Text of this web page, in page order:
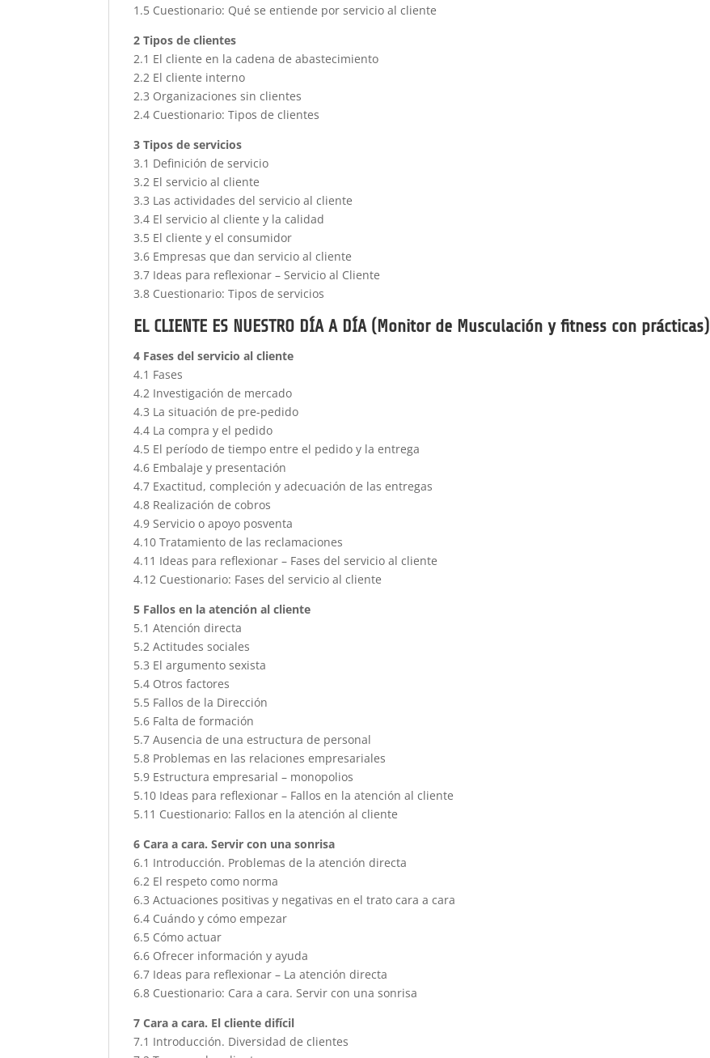
1.5 Cuestionario: Qué se entiende por servicio al cliente
2 Tipos de clientes
2.1 El cliente en la cadena de abastecimiento
2.2 El cliente interno
2.3 Organizaciones sin clientes
2.4 Cuestionario: Tipos de clientes
3 Tipos de servicios
3.1 Definición de servicio
3.2 El servicio al cliente
3.3 Las actividades del servicio al cliente
3.4 El servicio al cliente y la calidad
3.5 El cliente y el consumidor
3.6 Empresas que dan servicio al cliente
3.7 Ideas para reflexionar – Servicio al Cliente
3.8 Cuestionario: Tipos de servicios
EL CLIENTE ES NUESTRO DÍA A DÍA (Monitor de Musculación y fitness con prácticas)
4 Fases del servicio al cliente
4.1 Fases
4.2 Investigación de mercado
4.3 La situación de pre-pedido
4.4 La compra y el pedido
4.5 El período de tiempo entre el pedido y la entrega
4.6 Embalaje y presentación
4.7 Exactitud, compleción y adecuación de las entregas
4.8 Realización de cobros
4.9 Servicio o apoyo posventa
4.10 Tratamiento de las reclamaciones
4.11 Ideas para reflexionar – Fases del servicio al cliente
4.12 Cuestionario: Fases del servicio al cliente
5 Fallos en la atención al cliente
5.1 Atención directa
5.2 Actitudes sociales
5.3 El argumento sexista
5.4 Otros factores
5.5 Fallos de la Dirección
5.6 Falta de formación
5.7 Ausencia de una estructura de personal
5.8 Problemas en las relaciones empresariales
5.9 Estructura empresarial – monopolios
5.10 Ideas para reflexionar – Fallos en la atención al cliente
5.11 Cuestionario: Fallos en la atención al cliente
6 Cara a cara. Servir con una sonrisa
6.1 Introducción. Problemas de la atención directa
6.2 El respeto como norma
6.3 Actuaciones positivas y negativas en el trato cara a cara
6.4 Cuándo y cómo empezar
6.5 Cómo actuar
6.6 Ofrecer información y ayuda
6.7 Ideas para reflexionar – La atención directa
6.8 Cuestionario: Cara a cara. Servir con una sonrisa
7 Cara a cara. El cliente difícil
7.1 Introducción. Diversidad de clientes